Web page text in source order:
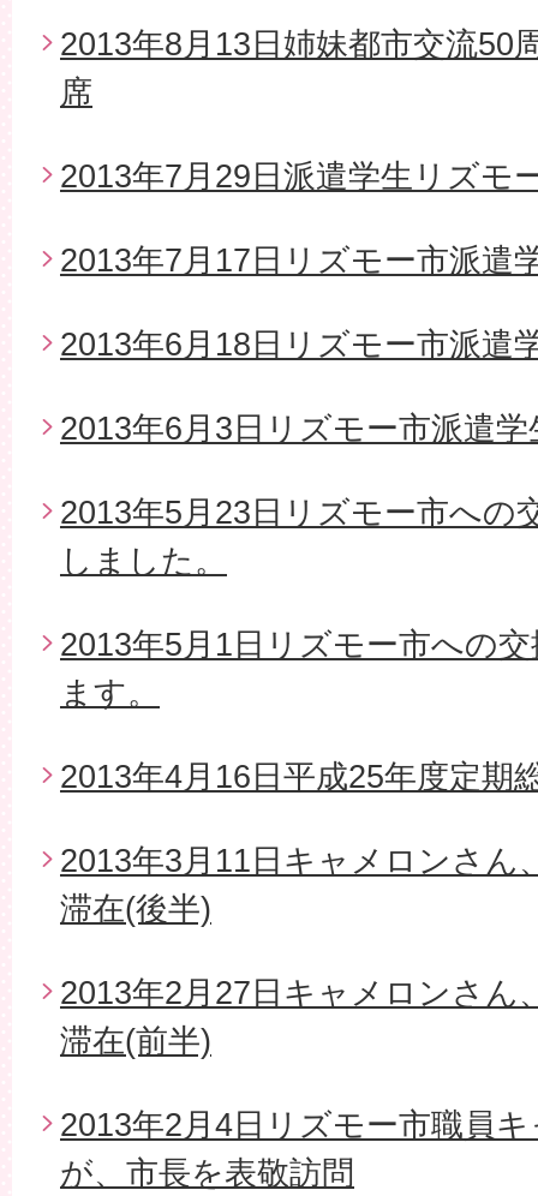
2013年8月13日姉妹都市交流50
席
2013年7月29日派遣学生リズモ
2013年7月17日リズモー市派遣
2013年6月18日リズモー市派遣
2013年6月3日リズモー市派遣学
2013年5月23日リズモー市への
しました。
2013年5月1日リズモー市への
ます。
2013年4月16日平成25年度定期
2013年3月11日キャメロンさん
滞在(後半)
2013年2月27日キャメロンさん
滞在(前半)
2013年2月4日リズモー市職員
が、市長を表敬訪問